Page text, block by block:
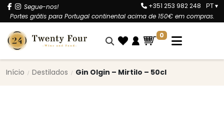
Segue-nos!
Portes grátis para Portugal continental acima de 150€ em compras.
+351 253 982 248 PT ▾
0
Início Destilados Gin Olgin – Mirtilo – 50cl